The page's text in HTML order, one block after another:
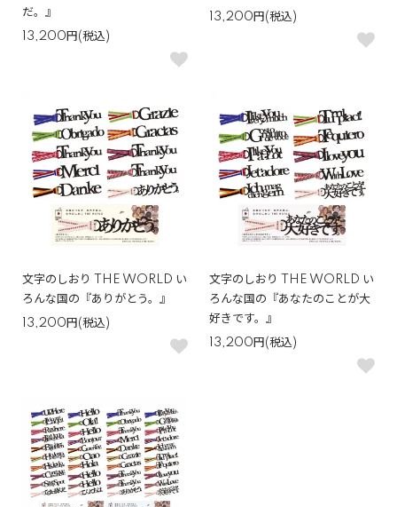
だ。』
13,200円(税込)
13,200円(税込)
文字のしおり THE WORLD い
ろんな国の『ありがとう。』
13,200円(税込)
文字のしおり THE WORLD い
ろんな国の『あなたのことが大
好きです。』
13,200円(税込)